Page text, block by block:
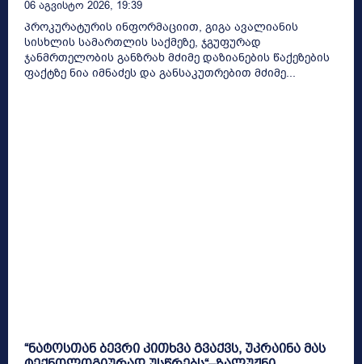
06 Აგვისტო 2026, 19:39
პროკურატურის ინფორმაციით, გიგა ავალიანის
სისხლის სამართლის საქმეზე, ჯგუფურად
ჯანმრთელობის განზრახ მძიმე დაზიანების წაქეზების
ფაქტზე ნია იმნაძეს და განსაკუთრებით მძიმე...
“ნატოსთან ბევრი კითხვა გვაქვს, უკრაინა მას